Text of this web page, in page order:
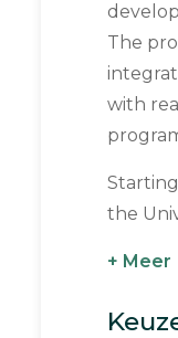
The
with
the
+ Meer